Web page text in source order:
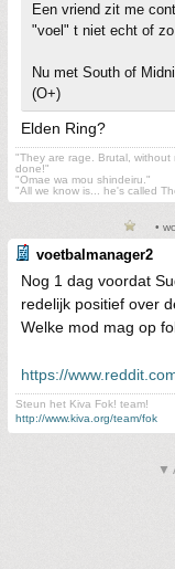
Een vriend zit me
"voel" t niet echt of
Nu met South of
(O+)
Elden Ring?
"They are rage. Brutal, without
done!"
"Omae wa mou shindeiru."
"All we know is... he's called
•
voetbalmanager2
Nog 1 dag voordat
redelijk positief over
Welke mod mag op
https://
Steun het Kiva Fok! team!
http://www.kiva.org/team/fok
▼